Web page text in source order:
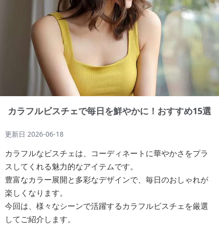
カラフルビスチェで毎日を鮮やかに！おすすめ15選
更新日 2026-06-18
カラフルなビスチェは、コーディネートに華やかさをプラ
スしてくれる魅力的なアイテムです。
豊富なカラー展開と多彩なデザインで、毎日のおしゃれが
楽しくなります。
今回は、様々なシーンで活躍するカラフルビスチェを厳選
してご紹介します。